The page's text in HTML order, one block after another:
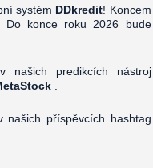
systém DDkredit! Koncem
Do konce roku 2026 bude
našich predikcích nástroj
příspěvcích hashtag